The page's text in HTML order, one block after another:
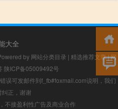
大全
by 网站分类目录 | 精选推荐文章|网
陕ICP备05009492号
误可发邮件到f_fb#foxmail.com说明，我们
纠正，谢谢
不接盈利性广告及商业合作